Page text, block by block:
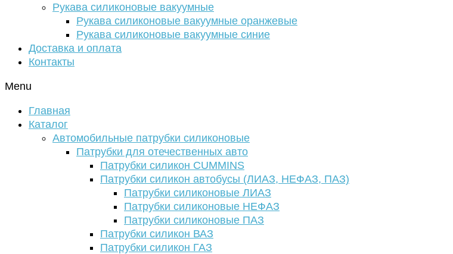
Рукава силиконовые вакуумные
Рукава силиконовые вакуумные оранжевые
Рукава силиконовые вакуумные синие
Доставка и оплата
Контакты
Menu
Главная
Каталог
Автомобильные патрубки силиконовые
Патрубки для отечественных авто
Патрубки силикон CUMMINS
Патрубки силикон автобусы (ЛИАЗ, НЕФАЗ, ПАЗ)
Патрубки силиконовые ЛИАЗ
Патрубки силиконовые НЕФАЗ
Патрубки силиконовые ПАЗ
Патрубки силикон ВАЗ
Патрубки силикон ГАЗ